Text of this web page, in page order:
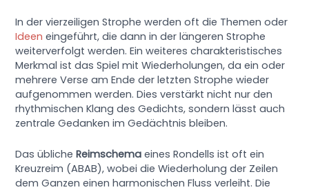
In der vierzeiligen Strophe werden oft die Themen oder
Ideen eingeführt, die dann in der längeren Strophe
weiterverfolgt werden. Ein weiteres charakteristisches
Merkmal ist das Spiel mit Wiederholungen, da ein oder
mehrere Verse am Ende der letzten Strophe wieder
aufgenommen werden. Dies verstärkt nicht nur den
rhythmischen Klang des Gedichts, sondern lässt auch
zentrale Gedanken im Gedächtnis bleiben.
Das üblicheReimschema eines Rondells ist oft ein
Kreuzreim (ABAB), wobei die Wiederholung der Zeilen
dem Ganzen einen harmonischen Fluss verleiht. Die